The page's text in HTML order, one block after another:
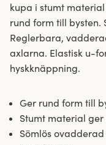
kupa i stumt
rund form till bysten.
Reglerbara,
axlarna. Elastisk u-
hyskknäppning.
Ger rund form till
Stumt material
Sömlös